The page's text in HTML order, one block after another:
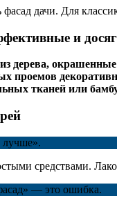
фасад дачи. Для
и
дерева,
проемов
тканей или
средствами.
— это ошибка.